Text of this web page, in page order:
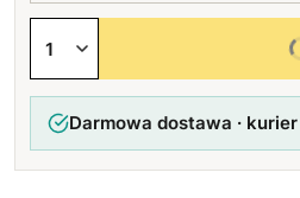
Lewa
Wybierz
Darmowa dostawa ·